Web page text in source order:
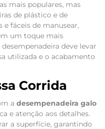
mais populares, mas
de plástico e de
e fáceis de manusear,
um toque mais
deve levar
utilizada e o acabamento
Corrida
a desempenadeira galo
e atenção aos detalhes.
a superfície, garantindo